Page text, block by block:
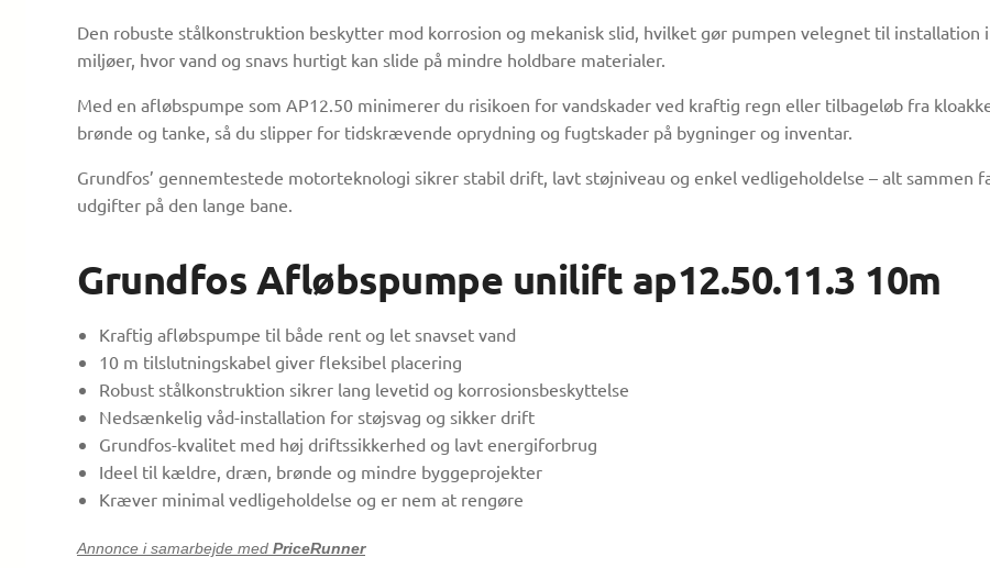
Den robuste stålkonstruktion beskytter mod korrosion og mekanisk slid, hvilket gør pumpen velegnet til
miljøer, hvor vand og snavs hurtigt kan slide på mindre holdbare materialer.
Med en afløbspumpe som AP12.50 minimerer du risikoen for vandskader ved kraftig regn eller tilbageløb fra
brønde og tanke, så du slipper for tidskrævende oprydning og fugtskader på bygninger og inventar.
Grundfos’ gennemtestede motorteknologi sikrer stabil drift, lavt støjniveau og enkel vedligeholdelse – alt
udgifter på den lange bane.
Grundfos Afløbspumpe unilift ap12.50.11.3 10m
Kraftig afløbspumpe til både rent og let snavset vand
10 m tilslutningskabel giver fleksibel placering
Robust stålkonstruktion sikrer lang levetid og korrosionsbeskyttelse
Nedsænkelig våd-installation for støjsvag og sikker drift
Grundfos-kvalitet med høj driftssikkerhed og lavt energiforbrug
Ideel til kældre, dræn, brønde og mindre byggeprojekter
Kræver minimal vedligeholdelse og er nem at rengøre
Annonce i samarbejde med PriceRunner